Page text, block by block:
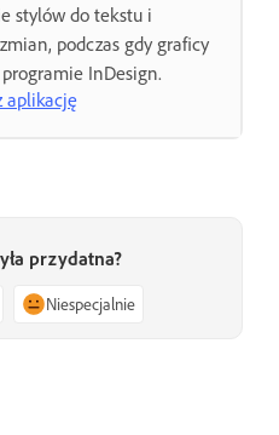
stylów do tekstu i
podczas gdy graficy
InDesign.
aplikację
przydatna?
Niespecjalnie